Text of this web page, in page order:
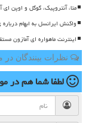
متا، آنتروپیک، گوگل و اوپن
واکنش ایرانسل به ابهام
اینترنت ماهواره ای آمازون
نظرات بینندگان
لطفا شما همدر